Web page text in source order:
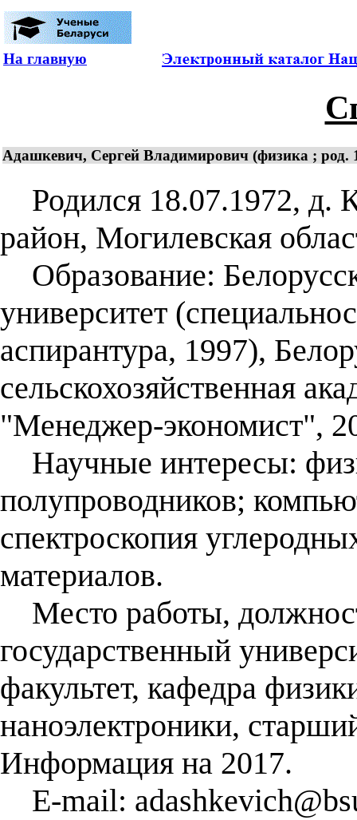
На главную
Адашкевич, Сергей Владимирович (физика ; род.
Родился 18.07.1972, д.
район, Могилевская
Образование:
университет
аспирантура, 1997),
сельскохозяйственная
"Менеджер-экономист",
Научные интересы:
полупроводников;
спектроскопия
материалов.
Место работы,
государственный
факультет, кафедра
наноэлектроники,
Информация на 2017.
E-mail: